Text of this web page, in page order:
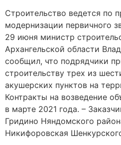
Строительство ведется по
модернизации первичного
29 июня министр
Архангельской области
сообщил, что подрядчики
строительству трех из
акушерских пунктов на
Контракты на возведение
в марте 2021 года. –
Гридино Няндомского
Никифоровская